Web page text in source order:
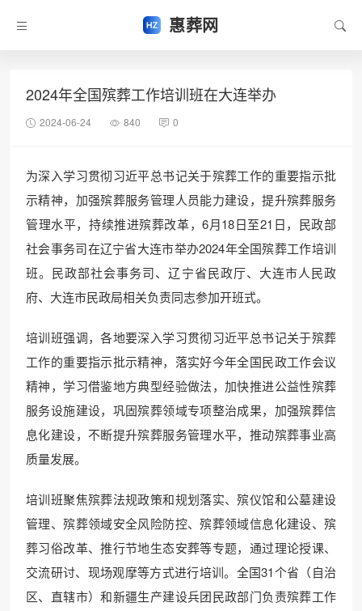
惠葬网
2024年全国殡葬工作培训班在大连举办
2024-06-24 840 0
为深入学习贯彻习近平总书记关于殡葬工作的重要指示批
示精神，加强殡葬服务管理人员能力建设，提升殡葬服务
管理水平，持续推进殡葬改革，6月18日至21日，民政部
社会事务司在辽宁省大连市举办2024年全国殡葬工作培训
班。民政部社会事务司、辽宁省民政厅、大连市人民政
府、大连市民政局相关负责同志参加开班式。
培训班强调，各地要深入学习贯彻习近平总书记关于殡葬
工作的重要指示批示精神，落实好今年全国民政工作会议
精神，学习借鉴地方典型经验做法，加快推进公益性殡葬
服务设施建设，巩固殡葬领域专项整治成果，加强殡葬信
息化建设，不断提升殡葬服务管理水平，推动殡葬事业高
质量发展。
培训班聚焦殡葬法规政策和规划落实、殡仪馆和公墓建设
管理、殡葬领域安全风险防控、殡葬领域信息化建设、殡
葬习俗改革、推行节地生态安葬等专题，通过理论授课、
交流研讨、现场观摩等方式进行培训。全国31个省（自治
区、直辖市）和新疆生产建设兵团民政部门负责殡葬工作